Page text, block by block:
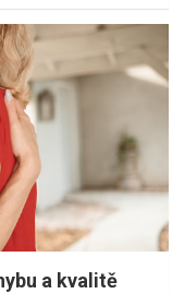
a kvalitě